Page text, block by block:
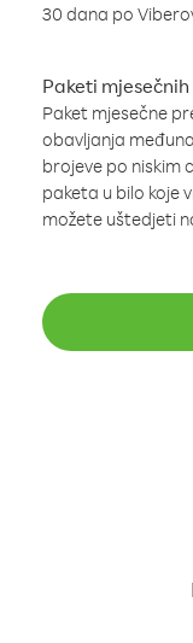
30 dana po
Paketi
Paket mjesečne
obavljanja
brojeve po niskim
paketa u bilo koje
možete uštedjeti